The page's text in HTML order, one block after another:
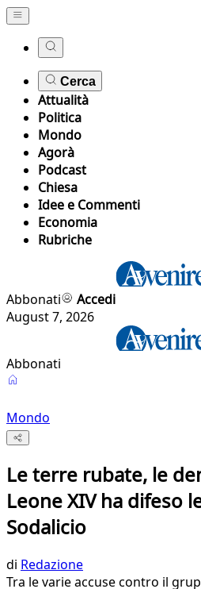
Cerca
Attualità
Politica
Mondo
Agorà
Podcast
Chiesa
Idee e Commenti
Economia
Rubriche
Abbonati
Accedi
August 7, 2026
Abbonati
Mondo
Le terre rubate, le
Leone XIV ha difeso
Sodalicio
di Redazione
Tra le varie accuse contro il